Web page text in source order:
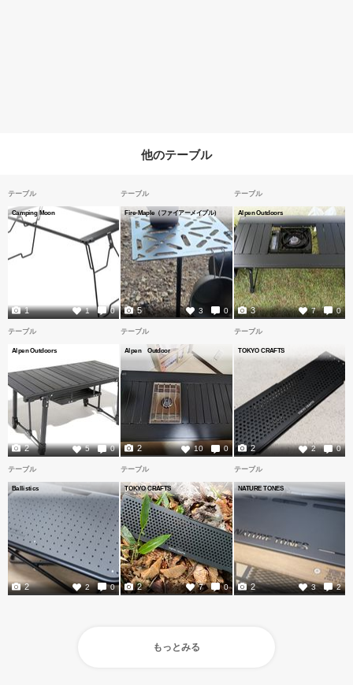
他のテーブル
テーブル
Camping Moon
1 0
1
テーブル
Fire-Maple（ファイアーメイプル）
3 0
5
テーブル
Alpen Outdoors
7 0
3
テーブル
Alpen Outdoors
5 0
2
テーブル
Alpen Outdoor
10 0
2
テーブル
TOKYO CRAFTS
2 0
2
テーブル
Ballistics
2 0
2
テーブル
TOKYO CRAFTS
7 0
2
テーブル
NATURE TONES
3 2
2
もっとみる